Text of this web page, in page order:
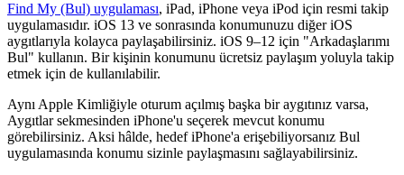
Find My (Bul) uygulaması, iPad, iPhone veya iPod için resmi takip
uygulamasıdır. iOS 13 ve sonrasında konumunuzu diğer iOS
aygıtlarıyla kolayca paylaşabilirsiniz. iOS 9–12 için "Arkadaşlarımı
Bul" kullanın. Bir kişinin konumunu ücretsiz paylaşım yoluyla takip
etmek için de kullanılabilir.
Aynı Apple Kimliğiyle oturum açılmış başka bir aygıtınız varsa,
Aygıtlar sekmesinden iPhone'u seçerek mevcut konumu
görebilirsiniz. Aksi hâlde, hedef iPhone'a erişebiliyorsanız Bul
uygulamasında konumu sizinle paylaşmasını sağlayabilirsiniz.